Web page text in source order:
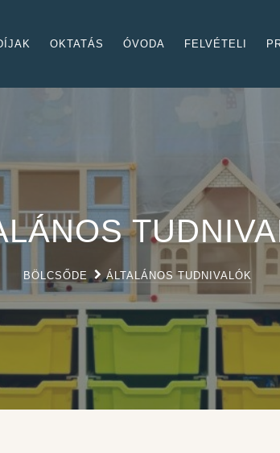
OKTATÁS ÓVODA FELVÉTELI
BÖLCSŐDE ÁLTALÁNOS TUDNIVALÓK